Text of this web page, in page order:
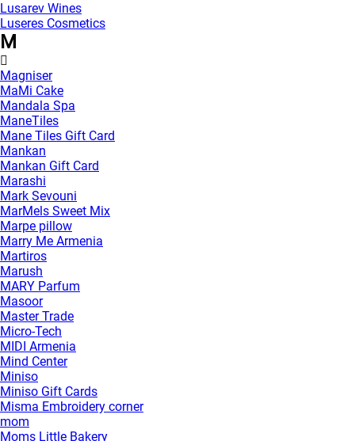
Lusarev Wines
Luseres Cosmetics
M
Magniser
MaMi Cake
Mandala Spa
ManeTiles
Mane Tiles Gift Card
Mankan
Mankan Gift Card
Marashi
Mark Sevouni
MarMels Sweet Mix
Marpe pillow
Marry Me Armenia
Martiros
Marush
MARY Parfum
Masoor
Master Trade
Micro-Tech
MIDI Armenia
Mind Center
Miniso
Miniso Gift Cards
Misma Embroidery corner
mom
Moms Little Bakery